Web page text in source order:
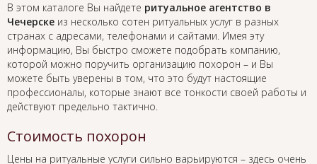
В этом каталоге Вы найдете ритуальное агентство в
Чечерске из несколько сотен ритуальных услуг в разных
странах с адресами, телефонами и сайтами. Имея эту
информацию, Вы быстро сможете подобрать компанию,
которой можно поручить организацию похорон – и Вы
можете быть уверены в том, что это будут настоящие
профессионалы, которые знают все тонкости своей работы и
действуют предельно тактично.
Стоимость похорон
Цены на ритуальные услуги сильно варьируются – здесь очень